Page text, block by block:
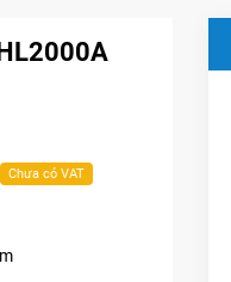
Chưa có VAT